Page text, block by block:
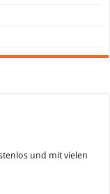
und mit vielen